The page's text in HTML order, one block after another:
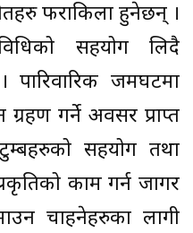
फराकिला हुनेछन् ।
सहयोग लिदै
पारिवारिक जमघटमा
ग्रहण गर्ने अवसर प्राप्त
सहयोग तथा
काम गर्न जागर
चाहनेहरुका लागी